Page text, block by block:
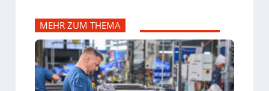
MEHR ZUM THEMA